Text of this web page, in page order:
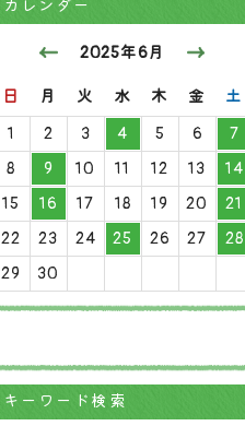
カレンダー
2025年6月
日 月 火 水 木 金
土
1
2 3 4 5 6
7
8
9 10 11 12 13
14
15
16 17 18 19 20
21
22
23 24 25 26 27
28
29
30
キーワード検索